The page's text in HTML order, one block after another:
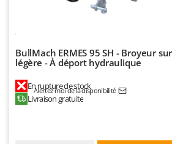
BullMach ERMES 95 SH - Broyeur
légère - À déport hydraulique
En rupture de stock
Alertez-moi de la disponibilité
Livraison gratuite